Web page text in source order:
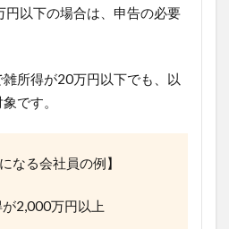
以下の場合は、申告の必要
所得が20万円以下でも、以
です。
なる会社員の例】
2,000万円以上